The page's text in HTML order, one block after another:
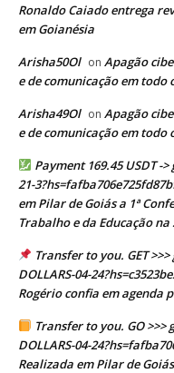
Ronaldo Caiado entrega
em Goianésia
Arisha50Ol on Apagão
e de comunicação em todo
Arisha49Ol on Apagão
e de comunicação em todo
Payment 169.45 USDT -
21-
em Pilar de Goiás a 1ª
Trabalho e da Educação na
Transfer to you. GET
DOLLARS-04-
Rogério confia em agenda
Transfer to you. GO >>>
DOLLARS-04-
Realizada em Pilar de